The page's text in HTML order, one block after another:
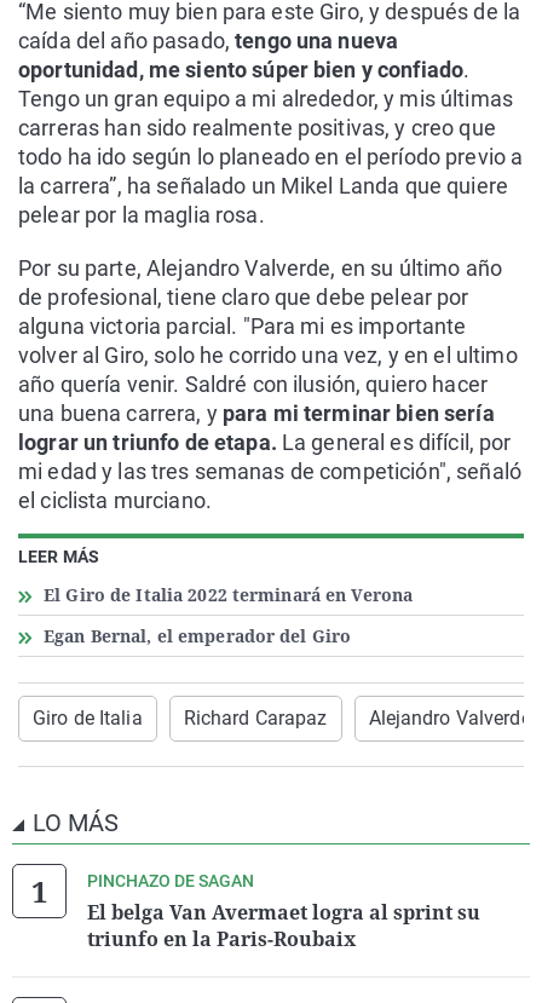
LEER MÁS
El Giro de Italia 2022 terminará en Verona
Egan Bernal, el emperador del Giro
“Me siento muy bien para este Giro, y después de la
caída del año pasado, tengo una nueva
oportunidad, me siento súper bien y confiado.
Tengo un gran equipo a mi alrededor, y mis últimas
carreras han sido realmente positivas, y creo que
todo ha ido según lo planeado en el período previo a
la carrera”, ha señalado un Mikel Landa que quiere
pelear por la maglia rosa.
Por su parte, Alejandro Valverde, en su último año
de profesional, tiene claro que debe pelear por
alguna victoria parcial. "Para mi es importante
volver al Giro, solo he corrido una vez, y en el ultimo
año quería venir. Saldré con ilusión, quiero hacer
una buena carrera, y para mi terminar bien sería
lograr un triunfo de etapa. La general es difícil, por
mi edad y las tres semanas de competición", señaló
el ciclista murciano.
Giro de Italia Richard Carapaz Alejandro Valverde
LO MÁS
PINCHAZO DE SAGAN
El belga Van Avermaet logra al sprint su
triunfo en la Paris-Roubaix